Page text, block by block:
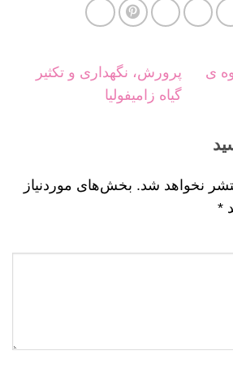
ی
پرورش، نگهداری و تکثیر
گیاه زامیفولیا
نخواهد شد. بخش‌های موردنیاز
*